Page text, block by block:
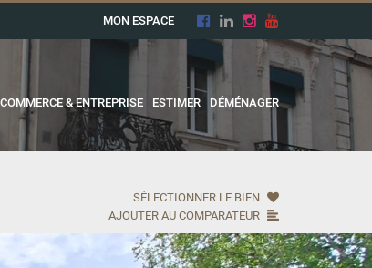
MON ESPACE
COMMERCE & ENTREPRISE ESTIMER DÉMÉNAGER
SÉLECTIONNER LE BIEN
AJOUTER AU COMPARATEUR